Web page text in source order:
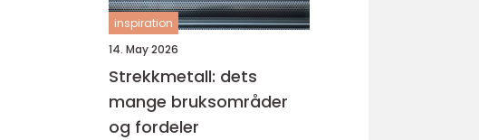
inspiration
14. May 2026
Strekkmetall: dets
mange bruksområder
og fordeler